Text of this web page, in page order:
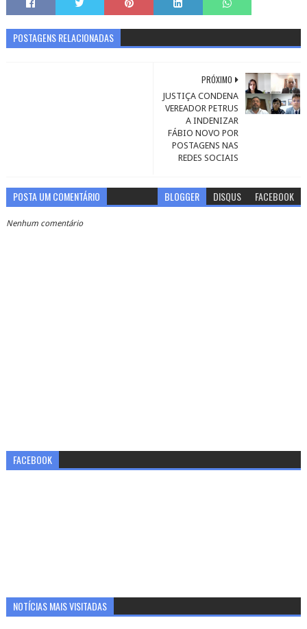
POSTAGENS RELACIONADAS
PRÓXIMO
JUSTIÇA CONDENA
VEREADOR PETRUS
A INDENIZAR
FÁBIO NOVO POR
POSTAGENS NAS
REDES SOCIAIS
POSTA UM COMENTÁRIO BLOGGER DISQUS FACEBOOK
Nenhum comentário
FACEBOOK
NOTÍCIAS MAIS VISITADAS